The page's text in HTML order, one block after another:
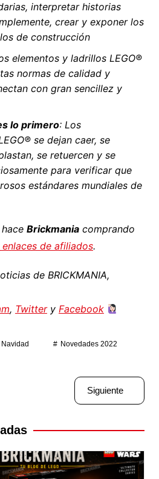
interpretar historias
crear y exponer los
de construcción
elementos y ladrillos LEGO®
normas de calidad y
con gran sencillez y
lo primero: Los
se dejan caer, se
se retuercen y se
para verificar que
estándares mundiales de
Brickmaniacomprando
enlaces de afiliados.
de BRICKMANIA,
, Twittery Facebook
Navidad Novedades 2022
Siguiente